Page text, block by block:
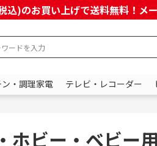
)のお買い上げで送料無料！メ
・調理家電 テレビ・レコーダー
ホビー・ベビー